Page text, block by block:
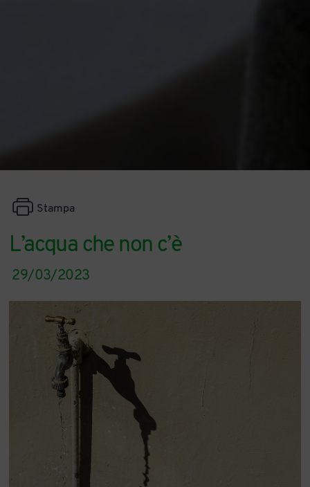
L’acqua che non c’è
Stampa
29/03/2023